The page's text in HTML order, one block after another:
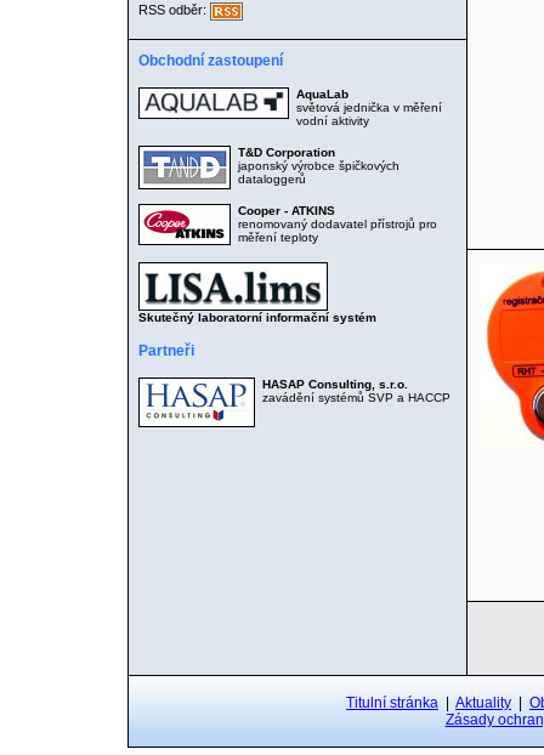
RSS odběr:
Obchodní zastoupení
AquaLab
světová jednička v měření
vodní aktivity
T&D Corporation
japonský výrobce špičkových
dataloggerů
Cooper - ATKINS
renomovaný dodavatel přístrojů pro
měření teploty
Skutečný laboratorní informační systém
Partneři
HASAP Consulting, s.r.o.
zavádění systémů SVP a HACCP
Titulní stránka Aktuality
Zásady